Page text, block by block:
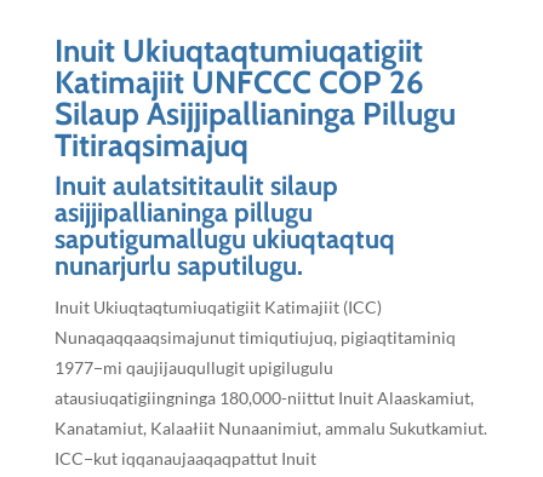
Inuit Ukiuqtaqtumiuqatigiit
Katimajiit UNFCCC COP 26
Silaup Asijjipallianinga Pillugu
Titiraqsimajuq
Inuit aulatsititaulit silaup
asijjipallianinga pillugu
saputigumallugu ukiuqtaqtuq
nunarjurlu saputilugu.
Inuit Ukiuqtaqtumiuqatigiit Katimajiit (ICC)
Nunaqaqqaaqsimajunut timiqutiujuq, pigiaqtitaminiq
1977−mi qaujijauqullugit upigilugulu
atausiuqatigiingninga 180,000-niittut Inuit Alaaskamiut,
Kanatamiut, Kalaałiit Nunaanimiut, ammalu Sukutkamiut.
ICC−kut iqqanaujaaqaqpattut Inuit